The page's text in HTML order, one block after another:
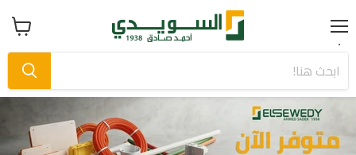
Menu عرض
سلة